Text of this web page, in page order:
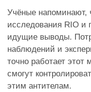
Учёные напоминают,
исследования RIO и
идущие выводы.
наблюдений и
точно работает этот
смогут
этим антителам.